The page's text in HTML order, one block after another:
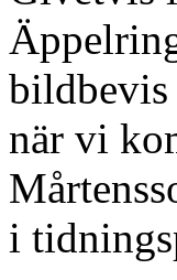
när vi
i